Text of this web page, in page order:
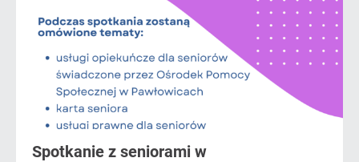
Spotkanie z seniorami w